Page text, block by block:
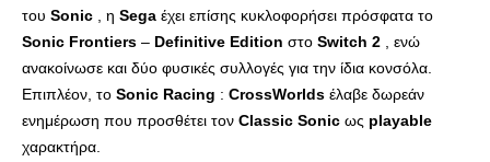
του Sonic , η Sega έχει επίσης κυκλοφορήσει πρόσφατα το
Sonic Frontiers – Definitive Edition στο Switch 2 , ενώ
ανακοίνωσε και δύο φυσικές συλλογές για την ίδια κονσόλα.
Επιπλέον, το Sonic Racing : CrossWorlds έλαβε δωρεάν
ενημέρωση που προσθέτει τον Classic Sonic ως playable
χαρακτήρα.